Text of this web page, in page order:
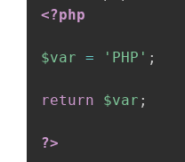
<?php
$var = 'PHP' ;
return $var ;
?>